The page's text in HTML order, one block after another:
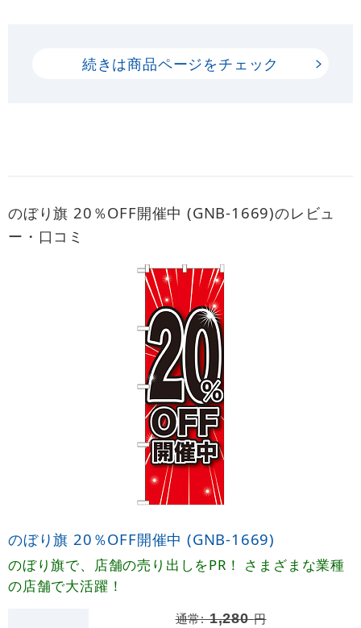
続きは商品ページをチェック
のぼり旗 20％OFF開催中 (GNB-1669)のレビュ
ー・口コミ
のぼり旗 20％OFF開催中 (GNB-1669)
のぼり旗で、店舗の売り出しをPR！ さまざまな業種
の店舗で大活躍！
通常:1,280円